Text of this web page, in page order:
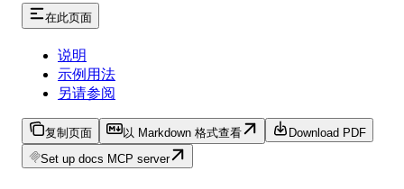
在此页面
说明
示例用法
另请参阅
复制页面 以 Markdown 格式查看
Download PDF
Set up docs MCP server